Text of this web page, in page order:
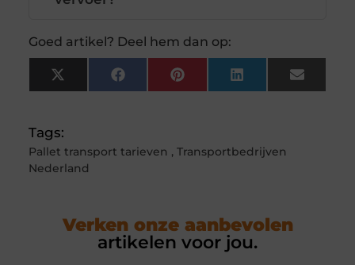
Goed artikel? Deel hem dan op:
X
(Twitter)
FacebookPinterestLinkedInEmail
Tags:
Pallet transport tarieven , Transportbedrijven
Nederland
Verken onze aanbevolen
artikelen voor jou.